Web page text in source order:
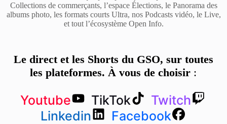
Collections de commerçants, l’espace Élections, le Panorama des
albums photo, les formats courts Ultra, nos Podcasts vidéo, le Live,
et tout l’écosystème Open Info.
Le direct et les Shorts du GSO, sur toutes
les plateformes. À vous de choisir :
Youtube TikTok
Twitch
Linkedin
Facebook